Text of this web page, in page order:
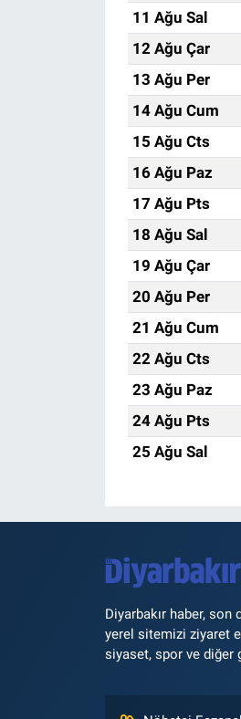
11 Ağu Sal
12 Ağu Çar
13 Ağu Per
14 Ağu Cum
15 Ağu Cts
16 Ağu Paz
17 Ağu Pts
18 Ağu Sal
19 Ağu Çar
20 Ağu Per
21 Ağu Cum
22 Ağu Cts
23 Ağu Paz
24 Ağu Pts
25 Ağu Sal
Diyarbakır haber, son
yerel sitemizi ziyaret
siyaset, spor ve diğer